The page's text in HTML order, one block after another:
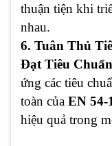
thuận tiện khi
nhau.
6. Tuân Thủ
Đạt Tiêu
ứng các tiêu
toàn của EN 54-
hiệu quả trong